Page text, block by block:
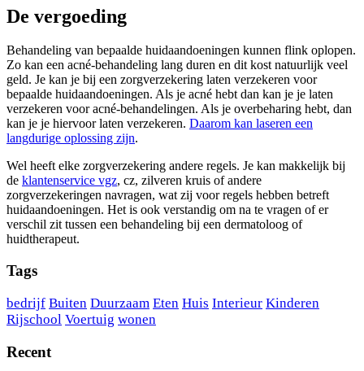
De vergoeding
Behandeling van bepaalde huidaandoeningen kunnen flink oplopen.
Zo kan een acné-behandeling lang duren en dit kost natuurlijk veel
geld. Je kan je bij een zorgverzekering laten verzekeren voor
bepaalde huidaandoeningen. Als je acné hebt dan kan je je laten
verzekeren voor acné-behandelingen. Als je overbeharing hebt, dan
kan je je hiervoor laten verzekeren. Daarom kan laseren een
langdurige oplossing zijn.
Wel heeft elke zorgverzekering andere regels. Je kan makkelijk bij
de klantenservice vgz, cz, zilveren kruis of andere
zorgverzekeringen navragen, wat zij voor regels hebben betreft
huidaandoeningen. Het is ook verstandig om na te vragen of er
verschil zit tussen een behandeling bij een dermatoloog of
huidtherapeut.
Tags
bedrijf Buiten Duurzaam Eten Huis Interieur Kinderen
Rijschool Voertuig wonen
Recent